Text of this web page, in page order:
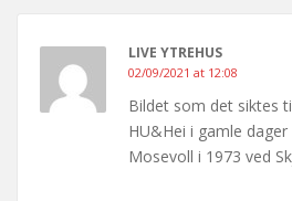
LIVE YTREHUS
02/09/2021 at 12:08
Bildet som det siktes
HU&Hei i gamle
Mosevoll i 1973 ved